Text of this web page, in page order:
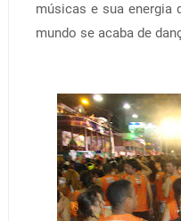
músicas e sua energia
mundo se acaba de